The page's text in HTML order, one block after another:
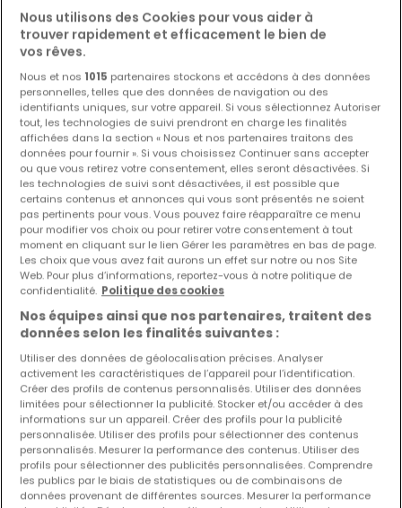
Maison 2 pièces à louer àJoeuf(FR)
585 €
49 m² 2 2 1
Nous utilisons des Cookies pour vous aider à
trouver rapidement et efficacement le bien de
vos rêves.
Nous et nos 1015 partenaires stockons et accédons à des données
personnelles, telles que des données de navigation ou des
identifiants uniques, sur votre appareil. Si vous sélectionnez Autoriser
tout, les technologies de suivi prendront en charge les finalités
affichées dans la section « Nous et nos partenaires traitons des
données pour fournir ». Si vous choisissez Continuer sans accepter
ou que vous retirez votre consentement, elles seront désactivées. Si
les technologies de suivi sont désactivées, il est possible que
certains contenus et annonces qui vous sont présentés ne soient
pas pertinents pour vous. Vous pouvez faire réapparaître ce menu
pour modifier vos choix ou pour retirer votre consentement à tout
moment en cliquant sur le lien Gérer les paramètres en bas de page.
Les choix que vous avez fait aurons un effet sur notre ou nos Site
Web. Pour plus d’informations, reportez-vous à notre politique de
confidentialité. Politique des cookies
Nos équipes ainsi que nos partenaires, traitent des
données selon les finalités suivantes :
Utiliser des données de géolocalisation précises. Analyser
activement les caractéristiques de l’appareil pour l’identification.
Créer des profils de contenus personnalisés. Utiliser des données
limitées pour sélectionner la publicité. Stocker et/ou accéder à des
informations sur un appareil. Créer des profils pour la publicité
personnalisée. Utiliser des profils pour sélectionner des contenus
personnalisés. Mesurer la performance des contenus. Utiliser des
profils pour sélectionner des publicités personnalisées. Comprendre
les publics par le biais de statistiques ou de combinaisons de
données provenant de différentes sources. Mesurer la performance